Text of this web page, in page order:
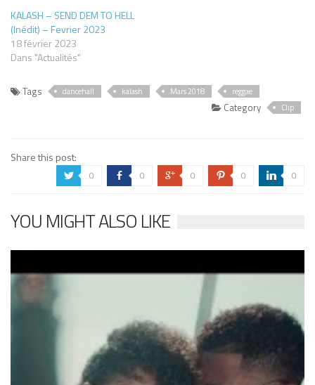
KALASH – SEND DEM TO HELL
(Inédit) – Fevrier 2023
18 février 2023
Dans "Actualités"
Tags dancehall kalash Mars 2018 reggae
Category Clip
Share this post:
a 0 b 0 c 0 d 0 j 0
YOU MIGHT ALSO LIKE